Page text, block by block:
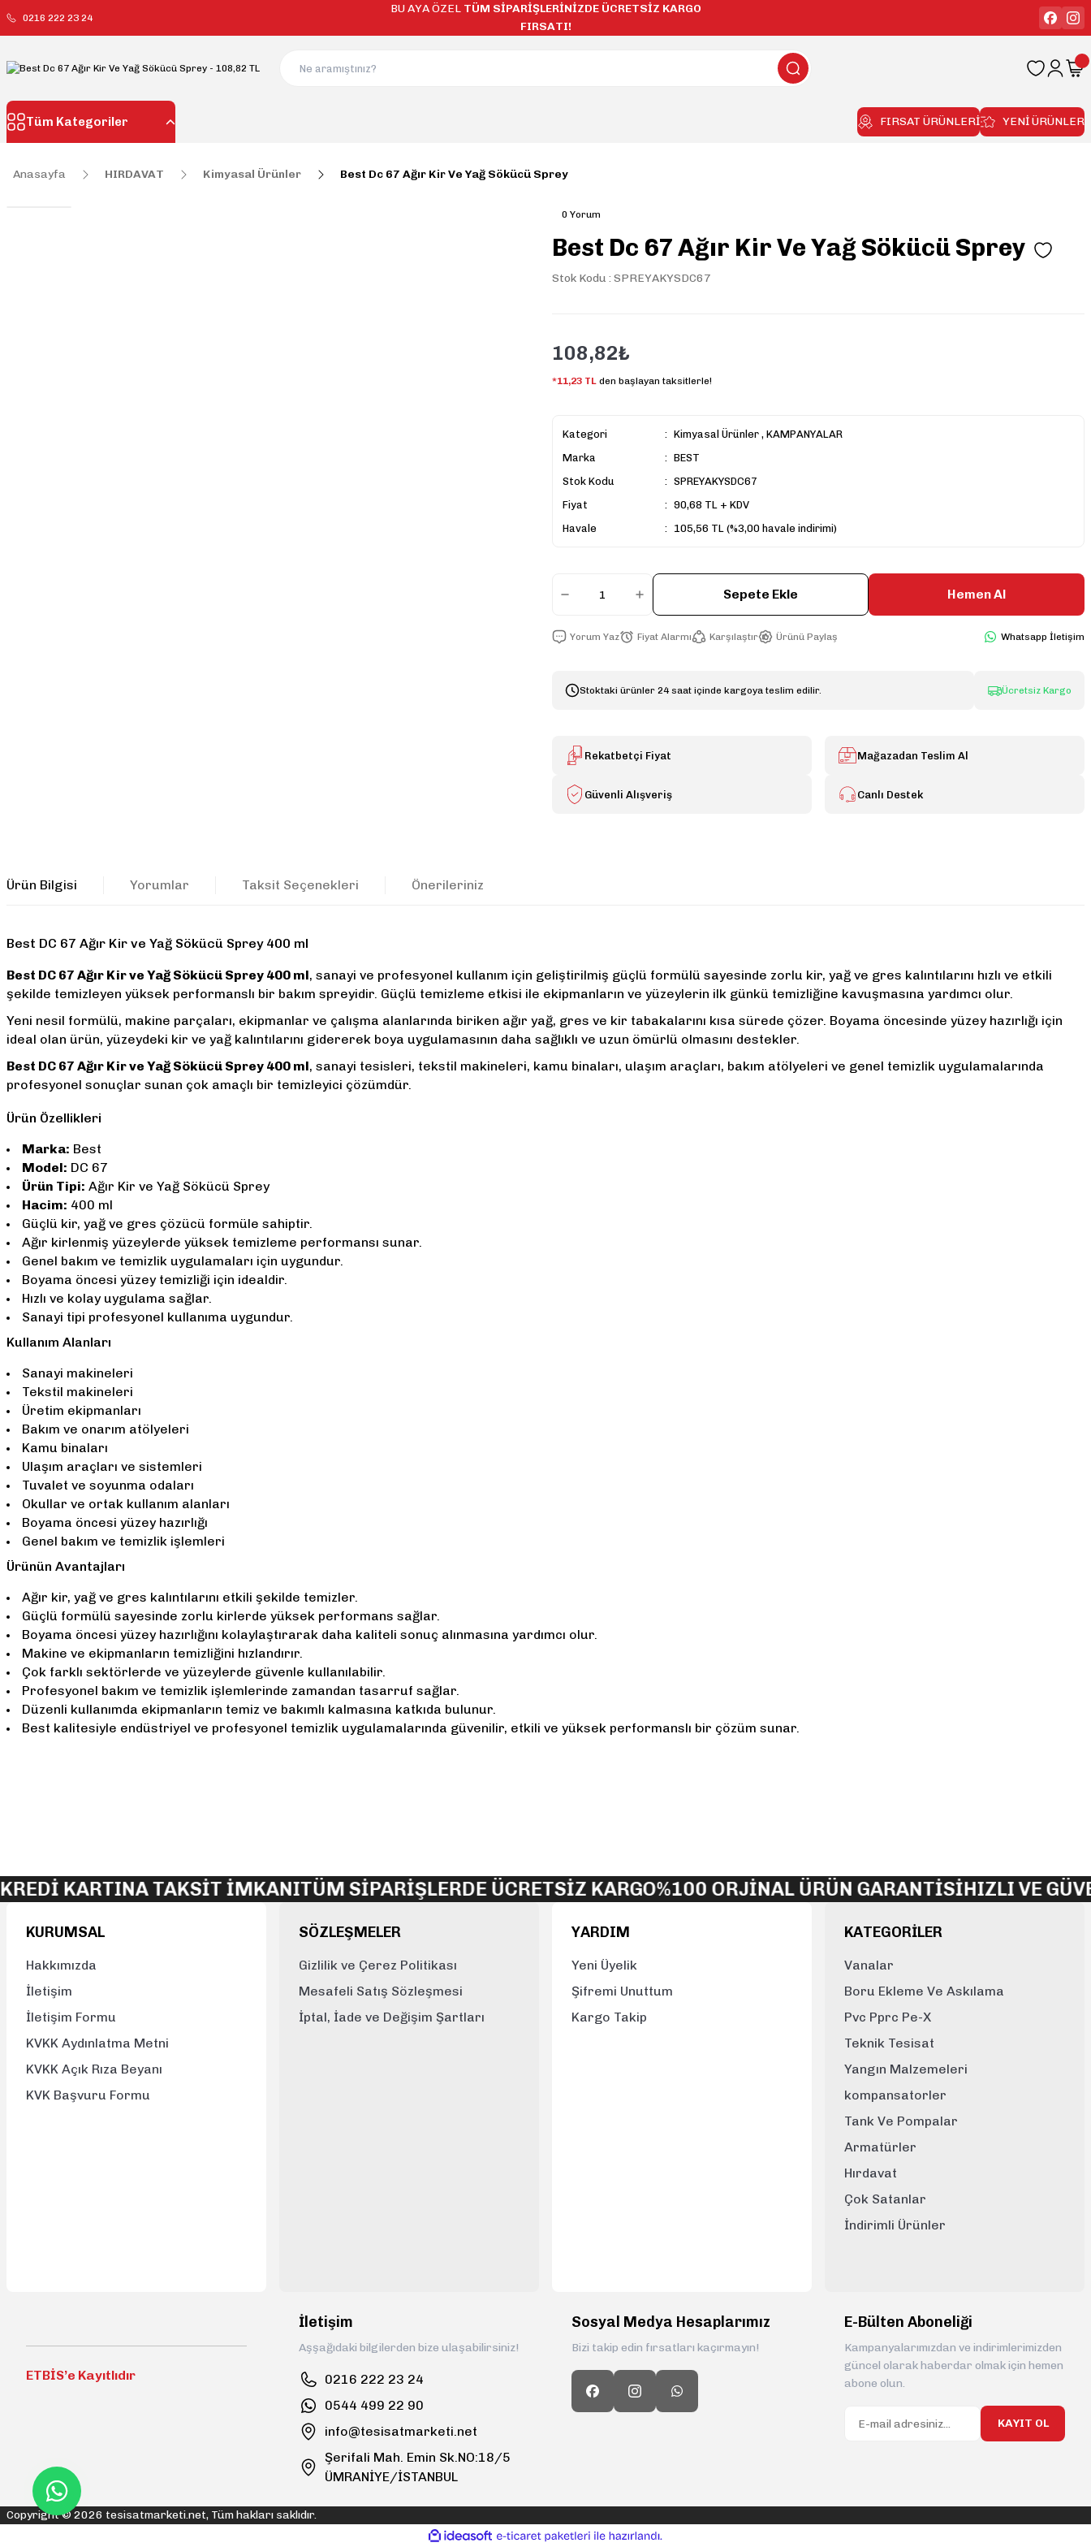
0216 222 23 24
BU AYA ÖZEL TÜM SİPARİŞLERİNİZDE ÜCRETSİZ KARGO
FIRSATI!
Tüm Kategoriler FIRSAT ÜRÜNLERİ YENİ ÜRÜNLER
Anasayfa HIRDAVAT Kimyasal Ürünler Best Dc 67 Ağır Kir Ve Yağ Sökücü Sprey
0 Yorum
Best Dc 67 Ağır Kir Ve Yağ Sökücü Sprey
Stok Kodu : SPREYAKYSDC67
108,82₺
*11,23 TL den başlayan taksitlerle!
Kategori Kimyasal Ürünler , KAMPANYALAR
Marka
BEST
Stok Kodu
SPREYAKYSDC67
Fiyat
90,68 TL + KDV
Havale
105,56 TL (%3,00 havale indirimi)
Sepete Ekle Hemen Al
Yorum Yaz Fiyat Alarmı Karşılaştır Ürünü Paylaş Whatsapp İletişim
Stoktaki ürünler 24 saat içinde kargoya teslim edilir. Ücretsiz Kargo
Rekatbetçi Fiyat Mağazadan Teslim Al
Güvenli Alışveriş Canlı Destek
Ürün Bilgisi Yorumlar Taksit Seçenekleri Önerileriniz
Best DC 67 Ağır Kir ve Yağ Sökücü Sprey 400 ml
Best DC 67 Ağır Kir ve Yağ Sökücü Sprey 400 ml, sanayi ve profesyonel kullanım için geliştirilmiş güçlü formülü sayesinde zorlu kir, yağ ve gres kalıntılarını hızlı ve etkili
şekilde temizleyen yüksek performanslı bir bakım spreyidir. Güçlü temizleme etkisi ile ekipmanların ve yüzeylerin ilk günkü temizliğine kavuşmasına yardımcı olur.
Yeni nesil formülü, makine parçaları, ekipmanlar ve çalışma alanlarında biriken ağır yağ, gres ve kir tabakalarını kısa sürede çözer. Boyama öncesinde yüzey hazırlığı için
ideal olan ürün, yüzeydeki kir ve yağ kalıntılarını gidererek boya uygulamasının daha sağlıklı ve uzun ömürlü olmasını destekler.
Best DC 67 Ağır Kir ve Yağ Sökücü Sprey 400 ml, sanayi tesisleri, tekstil makineleri, kamu binaları, ulaşım araçları, bakım atölyeleri ve genel temizlik uygulamalarında
profesyonel sonuçlar sunan çok amaçlı bir temizleyici çözümdür.
Ürün Özellikleri
Marka: Best
Model: DC 67
Ürün Tipi: Ağır Kir ve Yağ Sökücü Sprey
Hacim: 400 ml
Güçlü kir, yağ ve gres çözücü formüle sahiptir.
Ağır kirlenmiş yüzeylerde yüksek temizleme performansı sunar.
Genel bakım ve temizlik uygulamaları için uygundur.
Boyama öncesi yüzey temizliği için idealdir.
Hızlı ve kolay uygulama sağlar.
Sanayi tipi profesyonel kullanıma uygundur.
Kullanım Alanları
Sanayi makineleri
Tekstil makineleri
Üretim ekipmanları
Bakım ve onarım atölyeleri
Kamu binaları
Ulaşım araçları ve sistemleri
Tuvalet ve soyunma odaları
Okullar ve ortak kullanım alanları
Boyama öncesi yüzey hazırlığı
Genel bakım ve temizlik işlemleri
Ürünün Avantajları
Ağır kir, yağ ve gres kalıntılarını etkili şekilde temizler.
Güçlü formülü sayesinde zorlu kirlerde yüksek performans sağlar.
Boyama öncesi yüzey hazırlığını kolaylaştırarak daha kaliteli sonuç alınmasına yardımcı olur.
Makine ve ekipmanların temizliğini hızlandırır.
Çok farklı sektörlerde ve yüzeylerde güvenle kullanılabilir.
Profesyonel bakım ve temizlik işlemlerinde zamandan tasarruf sağlar.
Düzenli kullanımda ekipmanların temiz ve bakımlı kalmasına katkıda bulunur.
Best kalitesiyle endüstriyel ve profesyonel temizlik uygulamalarında güvenilir, etkili ve yüksek performanslı bir çözüm sunar.
Ürün bilgilerinde hatalar bulunuyor.
Bu ürüne benzer farklı alternatifler olmalı.
KARTINA TAKSİT İMKANITÜM SİPARİŞLERDE ÜCRETSİZ KARGO%100 ORJİNAL ÜRÜN GARANTİSİHIZLI VE GÜVENLİ
KURUMSAL
Hakkımızda
İletişim
İletişim Formu
KVKK Aydınlatma Metni
KVKK Açık Rıza Beyanı
KVK Başvuru Formu
SÖZLEŞMELER
Gizlilik ve Çerez Politikası
Mesafeli Satış Sözleşmesi
İptal, İade ve Değişim Şartları
YARDIM
Yeni Üyelik
Şifremi Unuttum
Kargo Takip
KATEGORİLER
Vanalar
Boru Ekleme Ve Askılama
Pvc Pprc Pe-X
Teknik Tesisat
Yangın Malzemeleri
kompansatorler
Tank Ve Pompalar
Armatürler
Hırdavat
Çok Satanlar
İndirimli Ürünler
ETBİS’e Kayıtlıdır
İletişim
Aşşağıdaki bilgilerden bize ulaşabilirsiniz!
0216 222 23 24
0544 499 22 90
info@tesisatmarketi.net
Şerifali Mah. Emin Sk.NO:18/5
ÜMRANİYE/İSTANBUL
Sosyal Medya Hesaplarımız
Bizi takip edin fırsatları kaçırmayın!
E-Bülten Aboneliği
Kampanyalarımızdan ve indirimlerimizden
güncel olarak haberdar olmak için hemen
abone olun.
KAYIT OL
Copyright © 2026 tesisatmarketi.net, Tüm hakları saklıdır.
ideasoft
e-